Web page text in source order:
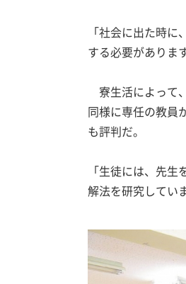
「社会に出た時
する必要がありま
寮生活によって
同様に専任の教員
も評判だ。
「生徒には、先
解法を研究してい